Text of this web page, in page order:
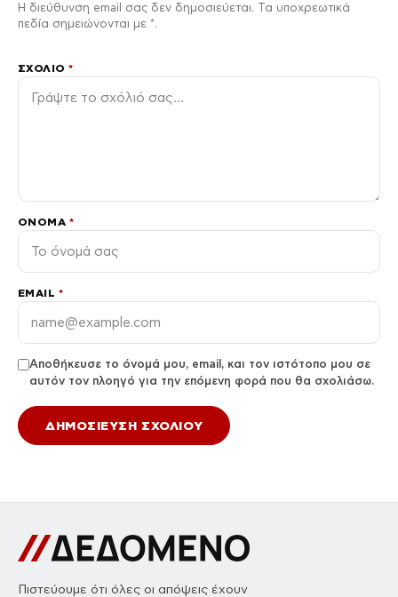
Η διεύθυνση email σας δεν δημοσιεύεται. Τα υποχρεωτικά
πεδία σημειώνονται με *.
ΣΧΌΛΙΟ*
ΌΝΟΜΑ *
EMAIL *
Αποθήκευσε το όνομά μου, email, και τον ιστότοπο μου σε
αυτόν τον πλοηγό για την επόμενη φορά που θα σχολιάσω.
Πιστεύουμε ότι όλες οι απόψεις έχουν